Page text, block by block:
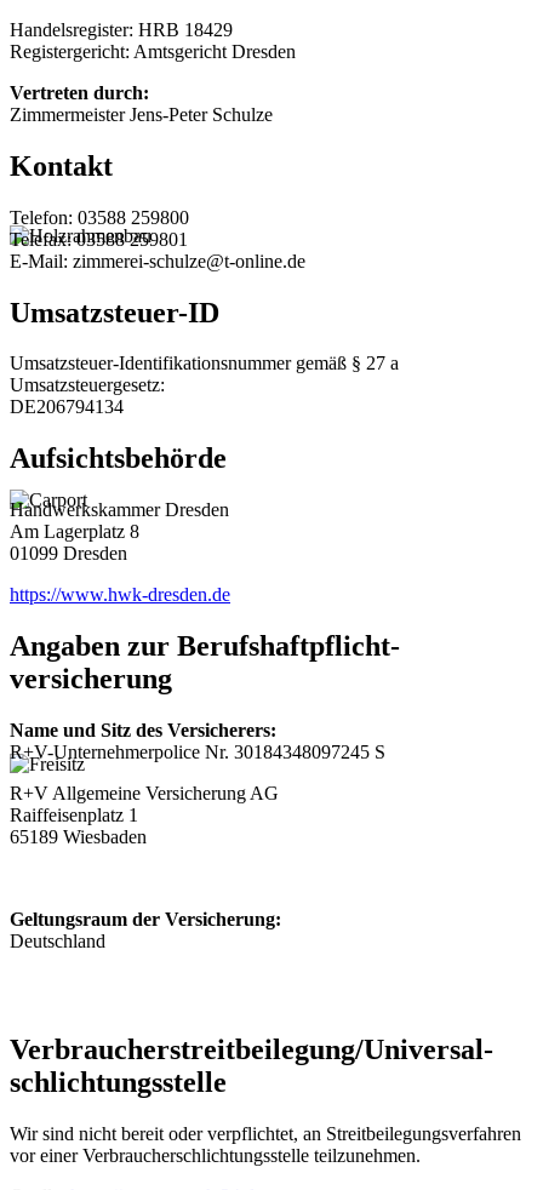
Handelsregister: HRB 18429
Registergericht: Amtsgericht Dresden
Vertreten durch:
Zimmermeister Jens-Peter Schulze
Kontakt
Telefon: 03588 259800
Telefax: 03588 259801
E-Mail: zimmerei-schulze@t-online.de
Umsatzsteuer-ID
Umsatzsteuer-Identifikationsnummer gemäß § 27 a
Umsatzsteuergesetz:
DE206794134
Aufsichtsbehörde
Handwerkskammer Dresden
Am Lagerplatz 8
01099 Dresden
https://www.hwk-dresden.de
Angaben zur Berufs­haftpflicht­
versicherung
Name und Sitz des Versicherers:
R+V-Unternehmerpolice Nr. 30184348097245 S
R+V Allgemeine Versicherung AG
Raiffeisenplatz 1
65189 Wiesbaden
Geltungsraum der Versicherung:
Deutschland
Verbraucher­streit­beilegung/Universal­
schlichtungs­stelle
Wir sind nicht bereit oder verpflichtet, an Streitbeilegungsverfahren
vor einer Verbraucherschlichtungsstelle teilzunehmen.